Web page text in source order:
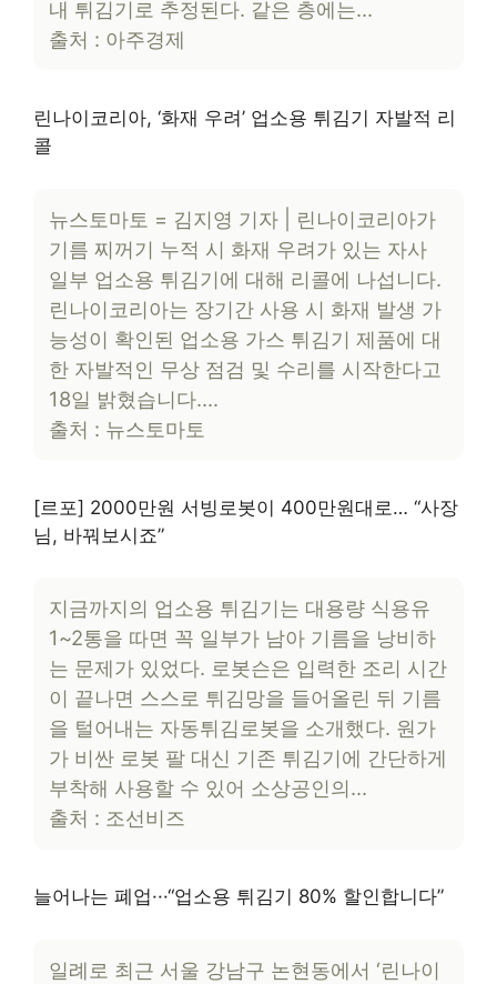
내 튀김기로 추정된다. 같은 층에는…
출처 : 아주경제
린나이코리아, ‘화재 우려’ 업소용 튀김기 자발적 리
콜
뉴스토마토 = 김지영 기자 | 린나이코리아가
기름 찌꺼기 누적 시 화재 우려가 있는 자사
일부 업소용 튀김기에 대해 리콜에 나섭니다.
린나이코리아는 장기간 사용 시 화재 발생 가
능성이 확인된 업소용 가스 튀김기 제품에 대
한 자발적인 무상 점검 및 수리를 시작한다고
18일 밝혔습니다….
출처 : 뉴스토마토
[르포] 2000만원 서빙로봇이 400만원대로… “사장
님, 바꿔보시죠”
지금까지의 업소용 튀김기는 대용량 식용유
1~2통을 따면 꼭 일부가 남아 기름을 낭비하
는 문제가 있었다. 로봇슨은 입력한 조리 시간
이 끝나면 스스로 튀김망을 들어올린 뒤 기름
을 털어내는 자동튀김로봇을 소개했다. 원가
가 비싼 로봇 팔 대신 기존 튀김기에 간단하게
부착해 사용할 수 있어 소상공인의…
출처 : 조선비즈
늘어나는 폐업···“업소용 튀김기 80% 할인합니다”
일례로 최근 서울 강남구 논현동에서 ‘린나이